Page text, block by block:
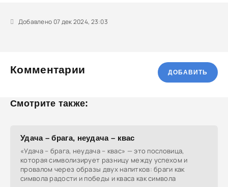
Добавлено 07 дек 2024, 23:03
Комментарии ДОБАВИТЬ
Смотрите также:
Удача – брага, неудача – квас
«Удача – брага, неудача – квас» — это пословица,
которая символизирует разницу между успехом и
провалом через образы двух напитков: браги как
символа радости и победы и кваса как символа